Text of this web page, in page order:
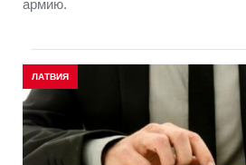
армию.
ЛАТВИЯ